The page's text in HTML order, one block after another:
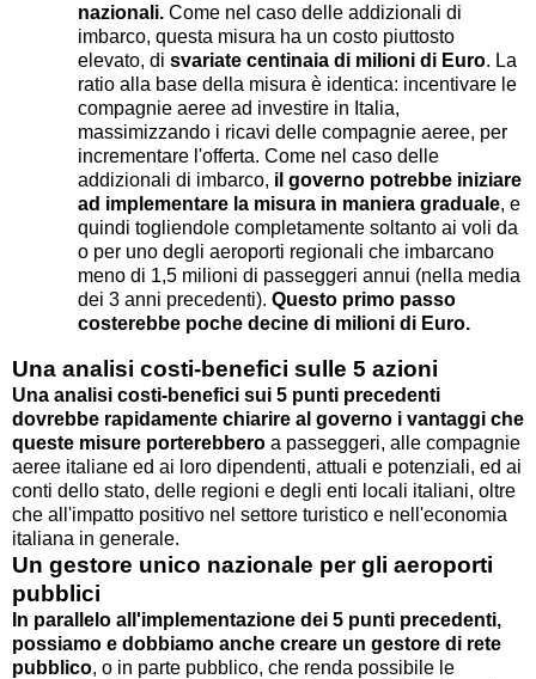
nazionali. Come nel caso delle addizionali di
imbarco, questa misura ha un costo piuttosto
elevato, di svariate centinaia di milioni di Euro. La
ratio alla base della misura è identica: incentivare le
compagnie aeree ad investire in Italia,
massimizzando i ricavi delle compagnie aeree, per
incrementare l'offerta. Come nel caso delle
addizionali di imbarco, il governo potrebbe iniziare
ad implementare la misura in maniera graduale, e
quindi togliendole completamente soltanto ai voli da
o per uno degli aeroporti regionali che imbarcano
meno di 1,5 milioni di passeggeri annui (nella media
dei 3 anni precedenti). Questo primo passo
costerebbe poche decine di milioni di Euro.
Una analisi costi-benefici sulle 5 azioni
Una analisi costi-benefici sui 5 punti precedenti
dovrebbe rapidamente chiarire al governo i vantaggi che
queste misure porterebbero a passeggeri, alle compagnie
aeree italiane ed ai loro dipendenti, attuali e potenziali, ed ai
conti dello stato, delle regioni e degli enti locali italiani, oltre
che all'impatto positivo nel settore turistico e nell'economia
italiana in generale.
Un gestore unico nazionale per gli aeroporti
pubblici
In parallelo all'implementazione dei 5 punti precedenti,
possiamo e dobbiamo anche creare un gestore di rete
pubblico, o in parte pubblico, che renda possibile le